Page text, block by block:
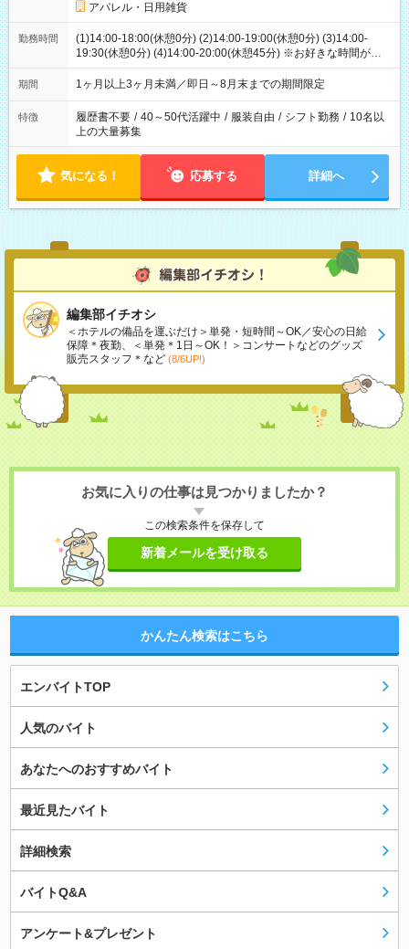
アパレル・日用雑貨
勤務時間
(1)14:00-18:00(休憩0分) (2)14:00-19:00(休憩0分) (3)14:00-
19:30(休憩0分) (4)14:00-20:00(休憩45分) ※お好きな時間が選べ
ます
期間 1ヶ月以上3ヶ月未満／即日～8月末までの期間限定
特徴 履歴書不要 / 40～50代活躍中 / 服装自由 / シフト勤務 / 10名以
上の大量募集
気になる！ 応募する 詳細へ
編集部イチオシ
＜ホテルの備品を運ぶだけ＞単発・短時間～OK／安心の日給
保障＊夜勤、＜単発＊1日～OK！＞コンサートなどのグッズ
販売スタッフ＊など (8/6UP!)
お気に入りの仕事は見つかりましたか？
この検索条件を保存して
新着メールを受け取る
かんたん検索はこちら
エンバイトTOP
人気のバイト
あなたへのおすすめバイト
最近見たバイト
詳細検索
バイトQ&A
アンケート&プレゼント